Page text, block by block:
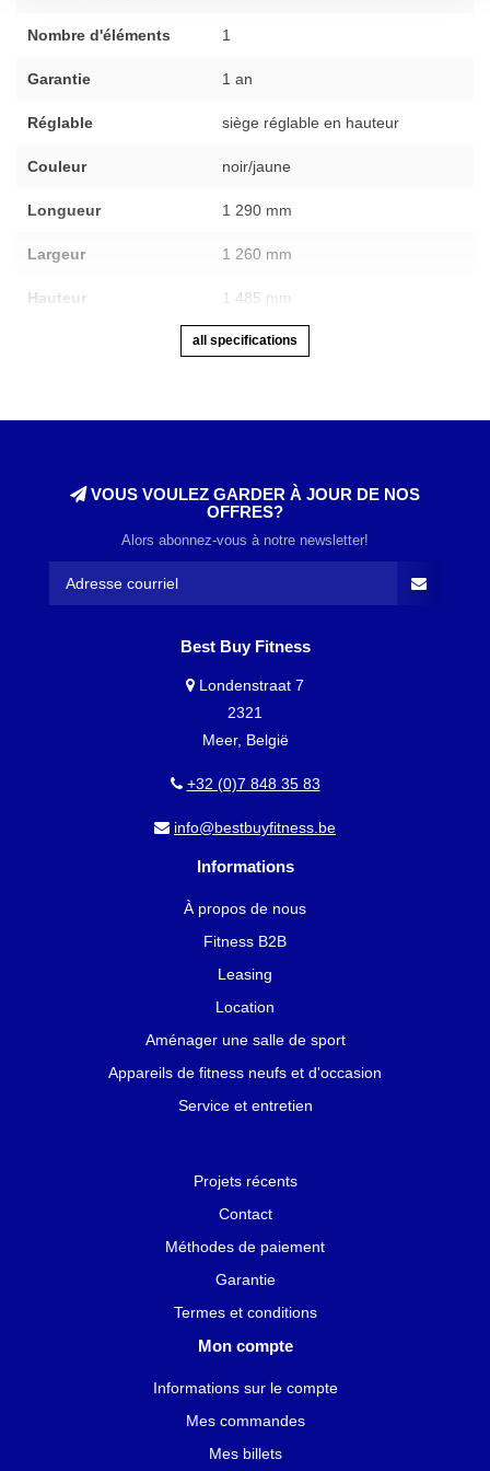
Nombre d'éléments 1
Garantie 1 an
Réglable siège réglable en hauteur
Couleur noir/jaune
Longueur 1 290 mm
Largeur 1 260 mm
Hauteur 1 485 mm
all specifications
VOUS VOULEZ GARDER À JOUR DE NOS
OFFRES?
Alors abonnez-vous à notre newsletter!
Best Buy Fitness
Londenstraat 7
2321
Meer, België
+32 (0)7 848 35 83
info@bestbuyfitness.be
Informations
À propos de nous
Fitness B2B
Leasing
Location
Aménager une salle de sport
Appareils de fitness neufs et d'occasion
Service et entretien
Projets récents
Contact
Méthodes de paiement
Garantie
Termes et conditions
Mon compte
Informations sur le compte
Mes commandes
Mes billets